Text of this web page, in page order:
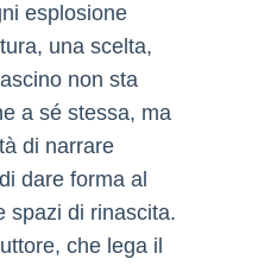
esplosione
una scelta,
non sta
a sé stessa, ma
di narrare
dare forma al
spazi di rinascita.
che lega il